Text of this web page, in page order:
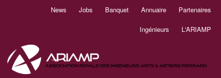
News Jobs Banquet Annuaire Partenaires
Ingénieurs L'ARIAMP